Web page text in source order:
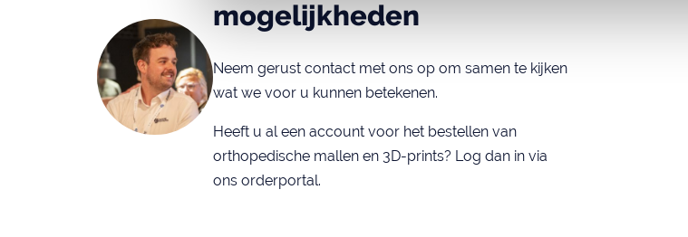
mogelijkheden
Neem gerust contact met ons op om samen te kijken
wat we voor u kunnen betekenen.
Heeft u al een account voor het bestellen van
orthopedische mallen en 3D-prints? Log dan in via
ons orderportal.